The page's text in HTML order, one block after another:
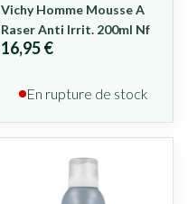
Vichy Homme Mousse A
Raser Anti Irrit. 200ml Nf
16,95 €
En rupture de stock